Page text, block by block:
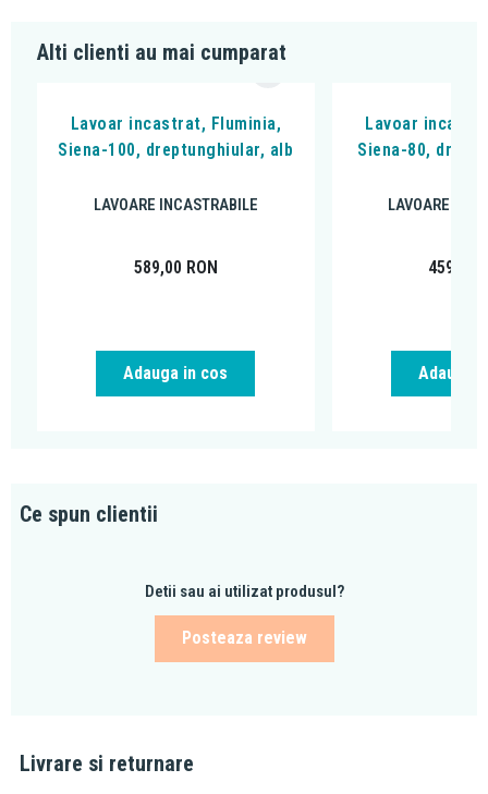
Alti clienti au mai cumparat
Lavoar incastrat, Fluminia,
Siena-100, dreptunghiular, alb
LAVOARE INCASTRABILE
589,00 RON
Adauga in cos
Lavoar
Siena-80,
LAVOARE
459,00
Adauga
Ce spun clientii
Detii sau ai utilizat produsul?
Posteaza review
Livrare si returnare